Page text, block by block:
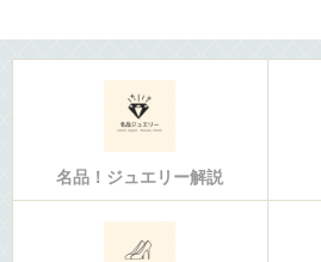
名品！ジュエリー解説